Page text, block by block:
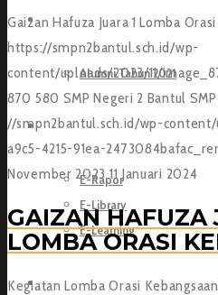
ALUMNI
Alumni Tahun 2021
E-SCHOOL
E-Rapor
E-Library
E-Learning
PEMBELAJARAN
Gaizan Hafuza Juara 1 Lomba
https://smpn2bantul.sch.id/wp-
content/uploads/2023/11/
870 580 SMP Negeri 2 Bantul
//smpn2bantul.sch.id/wp-
a9c5-4215-91ea-
November 202311 Januari 2024
GAIZAN HAFUZA
LOMBA ORASI
Kegiatan Lomba Orasi